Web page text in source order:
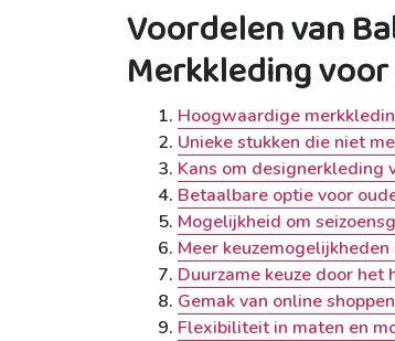
Voordelen van
Merkkleding
Hoogwaardige
Unieke stukken die niet
Kans om designerkleding
Betaalbare optie voor
Mogelijkheid om
Meer
Duurzame keuze door
Gemak van online
Flexibiliteit in maten en